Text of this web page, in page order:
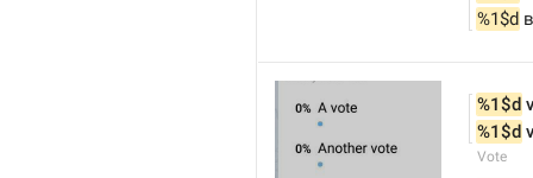
%1$d
%1$d
%1$d
Vote